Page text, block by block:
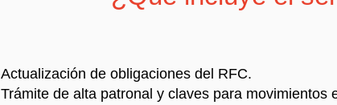
Actualización de obligaciones del RFC.
Trámite de alta patronal y claves para movimientos